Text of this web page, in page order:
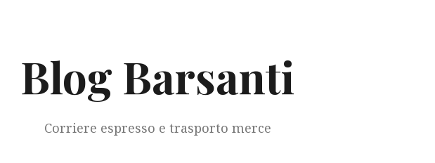
Blog Barsanti
Corriere espresso e trasporto merce